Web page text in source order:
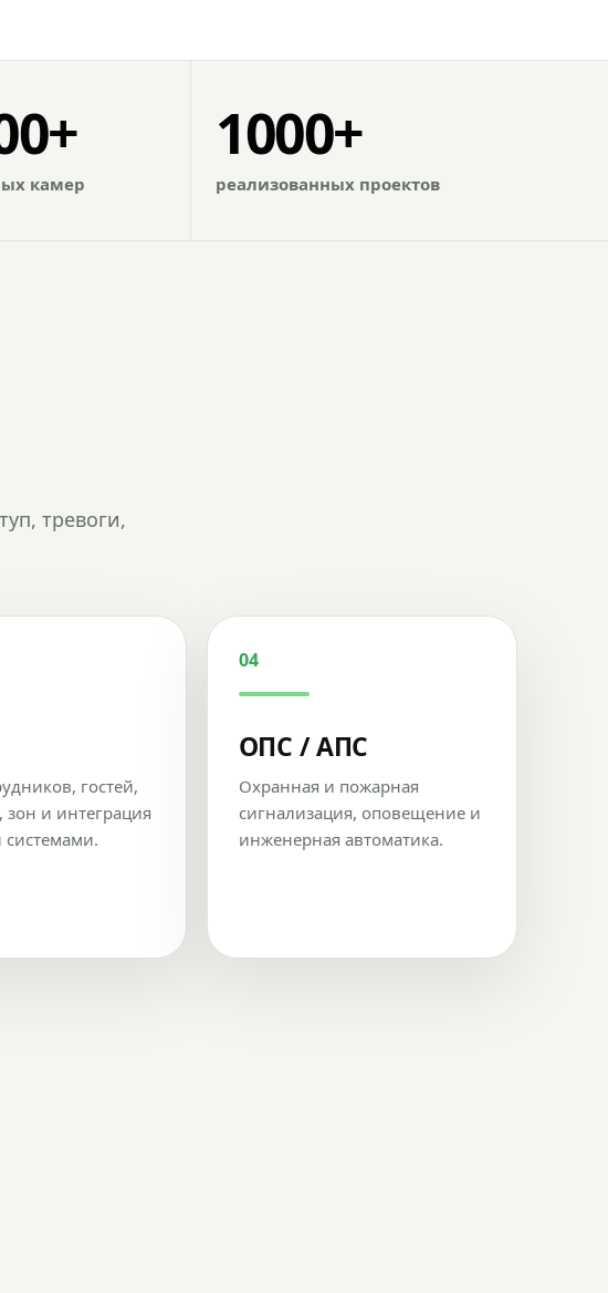
камер
1000+
реализованных проектов
тревоги,
гостей,
зон и интеграция
04
ОПС / АПС
Охранная и пожарная
сигнализация, оповещение и
инженерная автоматика.